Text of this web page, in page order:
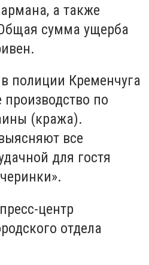
а также
сумма ущерба
полиции Кременчуга
производство по
(кража).
все
для гостя
центр
отдела